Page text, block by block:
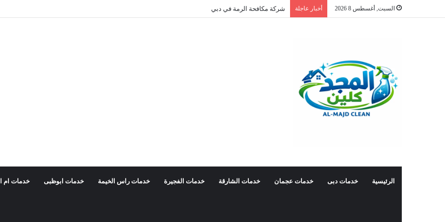
السبت, أغسطس 8 2026 أخبار عاجلة شركة مكافحة الرمة في دبي
الرئيسية خدمات دبى خدمات عجمان خدمات الشارقة خدمات الفجيرة خدمات راس الخيمة خدمات ابوظبى خدمات ام